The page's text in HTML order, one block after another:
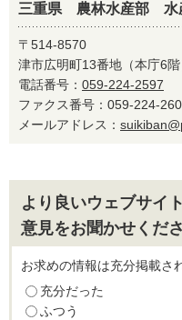
三重県 農林水産部 水
〒514-8570
津市広明町13番地（本庁6階
電話番号： 059-224-2597
ファクス番号：059-224-
メールアドレス：
より良いウェブサイ
意見をお聞かせくだ
お求めの情報は充分掲載さ
充分だった
ふつう